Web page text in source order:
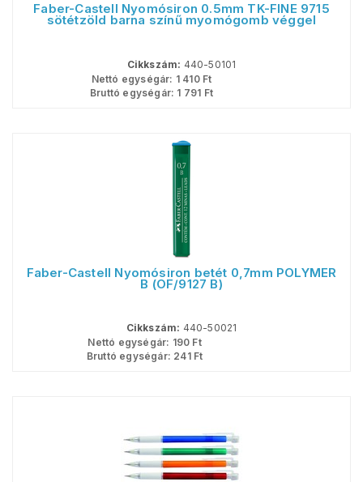
Faber-Castell Nyomósiron 0.5mm TK-FINE 9715
sötétzöld barna színű myomógomb véggel
Cikkszám: 440-50101
Nettó egységár: 1 410Ft
Bruttó egységár: 1 791 Ft
Faber-Castell Nyomósiron betét 0,7mm POLYMER
B (OF/9127 B)
Cikkszám: 440-50021
Nettó egységár: 190 Ft
Bruttó egységár: 241Ft